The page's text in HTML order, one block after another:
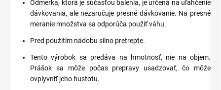
Odmerka, ktorá je súčasťou balenia, je určená na uľahčenie
dávkovania, ale nezaručuje presné dávkovanie. Na presné
meranie množstva sa odporúča použiť váhu.
Pred použitím nádobu silno pretrepte.
Tento výrobok sa predáva na hmotnosť, nie na objem.
Prášok sa môže počas prepravy usadzovať, čo môže
ovplyvniť jeho hustotu.